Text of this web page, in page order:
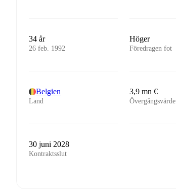
34 år
26 feb. 1992
Höger
Föredragen fot
Belgien
Land
3,9 mn €
Övergångsvärde
30 juni 2028
Kontraktsslut